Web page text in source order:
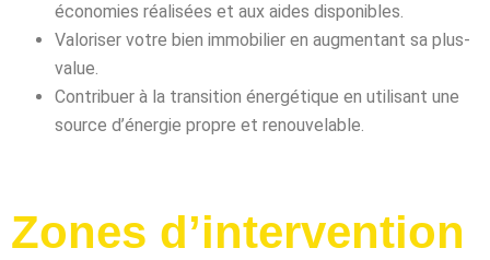
économies réalisées et aux aides disponibles.
Valoriser votre bien immobilier en augmentant sa plus-
value.
Contribuer à la transition énergétique en utilisant une
source d’énergie propre et renouvelable.
Zones d’intervention